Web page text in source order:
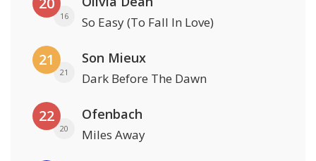
16 So Easy (To Fall In Love)
21
21
Son Mieux
Dark Before The Dawn
22
20
Ofenbach
Miles Away